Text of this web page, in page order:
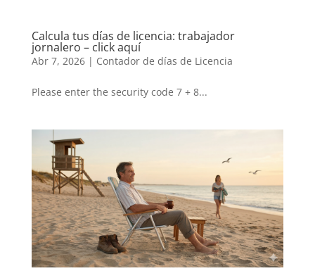
Calcula tus días de licencia: trabajador
jornalero – click aquí
Abr 7, 2026| Contador de días de Licencia
Please enter the security code 7 + 8...